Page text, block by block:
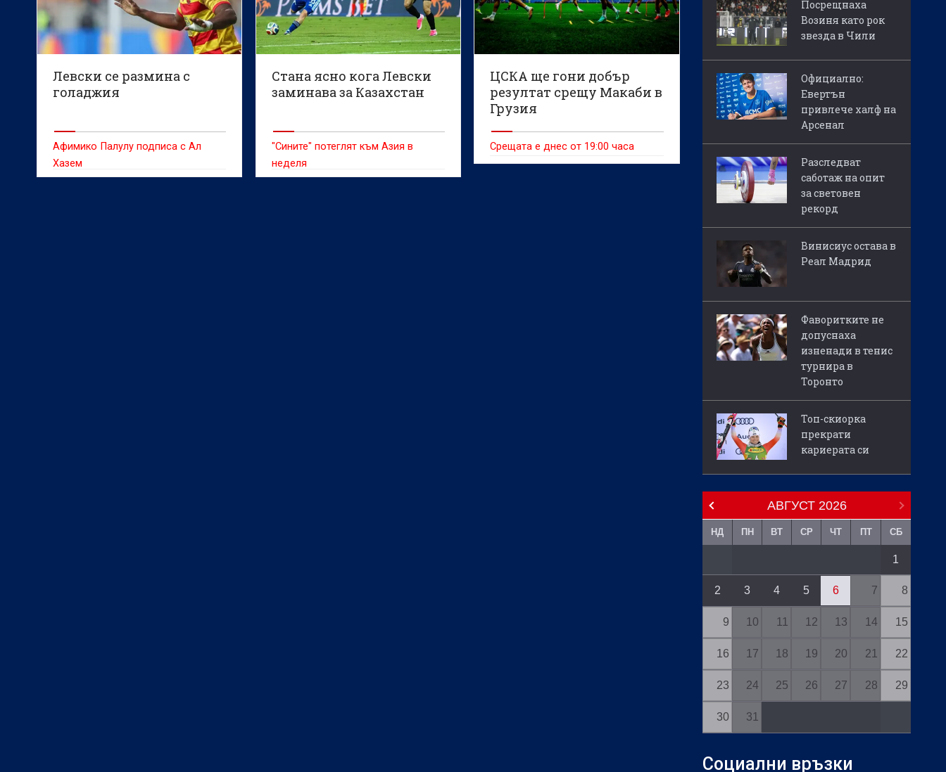
Левски се размина с
голаджия
Афимико Палулу подписа с Ал
Хазем
Стана ясно кога Левски
заминава за Казахстан
"Сините" потеглят към Азия в
неделя
ЦСКА ще гони добър
резултат срещу Макаби в
Грузия
Срещата е днес от 19:00 часа
Посрещнаха
Возиня като рок
звезда в Чили
Официално:
Евертън
привлече халф на
Арсенал
Разследват
саботаж на опит
за световен
рекорд
Винисиус остава в
Реал Мадрид
Фаворитките не
допуснаха
изненади в тенис
турнира в
Торонто
Топ-скиорка
прекрати
кариерата си
АВГУСТ 2026
НД ПН ВТ СР ЧТ ПТ СБ
1
2 3 4 5 6 7 8
9 10 11 12 13 14 15
16 17 18 19 20 21 22
23 24 25 26 27 28 29
30 31
Социални връзки